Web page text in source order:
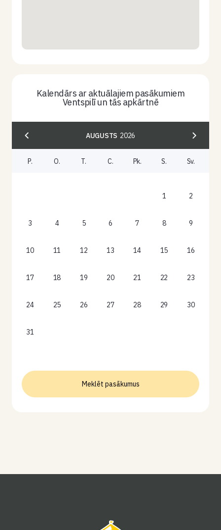
Kalendārs ar aktuālajiem pasākumiem
Ventspilī un tās apkārtnē
AUGUSTS 2026
P. O. T. C. Pk. S. Sv.
1 2
3 4 5 6 7 8 9
10 11 12 13 14 15 16
17 18 19 20 21 22 23
24 25 26 27 28 29 30
31
Meklēt pasākumus